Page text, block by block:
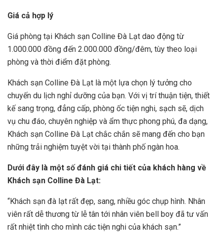
Giá cả hợp lý
Giá phòng tại Khách sạn Colline Đà Lạt dao động từ
1.000.000 đồng đến 2.000.000 đồng/đêm, tùy theo loại
phòng và thời điểm đặt phòng.
Khách sạn Colline Đà Lạt là một lựa chọn lý tưởng cho
chuyến du lịch nghỉ dưỡng của bạn. Với vị trí thuận tiện, thiết
kế sang trọng, đẳng cấp, phòng ốc tiện nghi, sạch sẽ, dịch
vụ chu đáo, chuyên nghiệp và ẩm thực phong phú, đa dạng,
Khách sạn Colline Đà Lạt chắc chắn sẽ mang đến cho bạn
những trải nghiệm tuyệt vời tại thành phố ngàn hoa.
Dưới đây là một số đánh giá chi tiết của khách hàng về
Khách sạn Colline Đà Lạt:
“Khách sạn đà lạt rất đẹp, sang, nhiều góc chụp hình. Nhân
viên rất dễ thương từ lễ tân tới nhân viên bell boy đã tư vấn
rất nhiệt tình cho mình các tiện nghi của khách sạn.”